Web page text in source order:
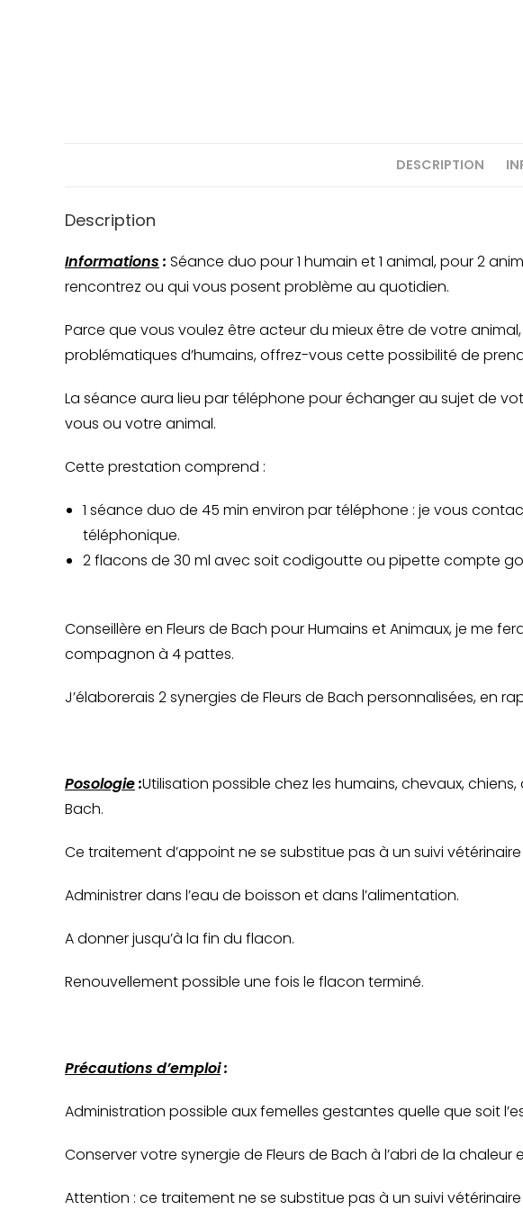
DESCRIPTION
Description
Informations : Séance duo pour 1 humain et 1 animal, pour 2
rencontrez ou qui vous posent problème au quotidien.
Parce que vous voulez être acteur du mieux être de votre
problématiques d’humains, offrez-vous cette possibilité de
La séance aura lieu par téléphone pour échanger au sujet de
vous ou votre animal.
Cette prestation comprend :
1 séance duo de 45 min environ par téléphone : je vous
téléphonique.
2 flacons de 30 ml avec soit codigoutte ou pipette compte
Conseillère en Fleurs de Bach pour Humains et Animaux, je me
compagnon à 4 pattes.
J’élaborerais 2 synergies de Fleurs de Bach personnalisées, en
Posologie:Utilisation possible chez les humains, chevaux,
Bach.
Ce traitement d’appoint ne se substitue pas à un suivi
Administrer dans l’eau de boisson et dans l’alimentation.
A donner jusqu’à la fin du flacon.
Renouvellement possible une fois le flacon terminé.
Précautions d’emploi:
Administration possible aux femelles gestantes quelle que soit
Conserver votre synergie de Fleurs de Bach à l’abri de la chaleur
Attention : ce traitement ne se substitue pas à un suivi